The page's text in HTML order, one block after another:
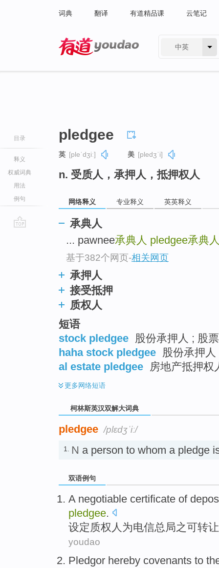
词典 翻译 有道精品课 云笔记
中英
目录
释义
权威词典
用法
例句
pledgee
英 [pleˈdʒiː] 美 [pledʒˈi]
n. 受质人，承押人，抵押权人
网络释义 专业释义 英英释义
承典人
... pawnee承典人 pledgee承典
基于382个网页-相关网页
承押人
接受抵押
质权人
短语
stock pledgee 股份承押人 ; 股
haha stock pledgee 股份承押
al estate pledgee
房地产抵押权
更多网络短语
柯林斯英汉双解大词典
pledgee /plɛdʒˈiː/
1. N a person to whom a pledge
双语例句
A negotiable certificate of
pledgee.
设定 质权 人为电信总局之可转让
youdao
Pledgor hereby covenants to